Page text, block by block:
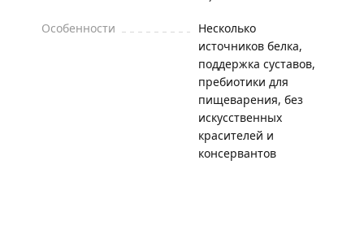
Особенности
Несколько
источников белка,
поддержка суставов,
пребиотики для
пищеварения, без
искусственных
красителей и
консервантов